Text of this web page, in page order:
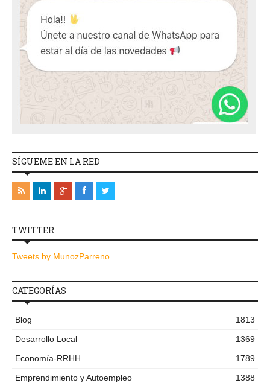
SÍGUEME EN LA RED
TWITTER
Tweets by MunozParreno
CATEGORÍAS
Blog
1813
Desarrollo Local
1369
Economía-RRHH
1789
Emprendimiento y Autoempleo
1388